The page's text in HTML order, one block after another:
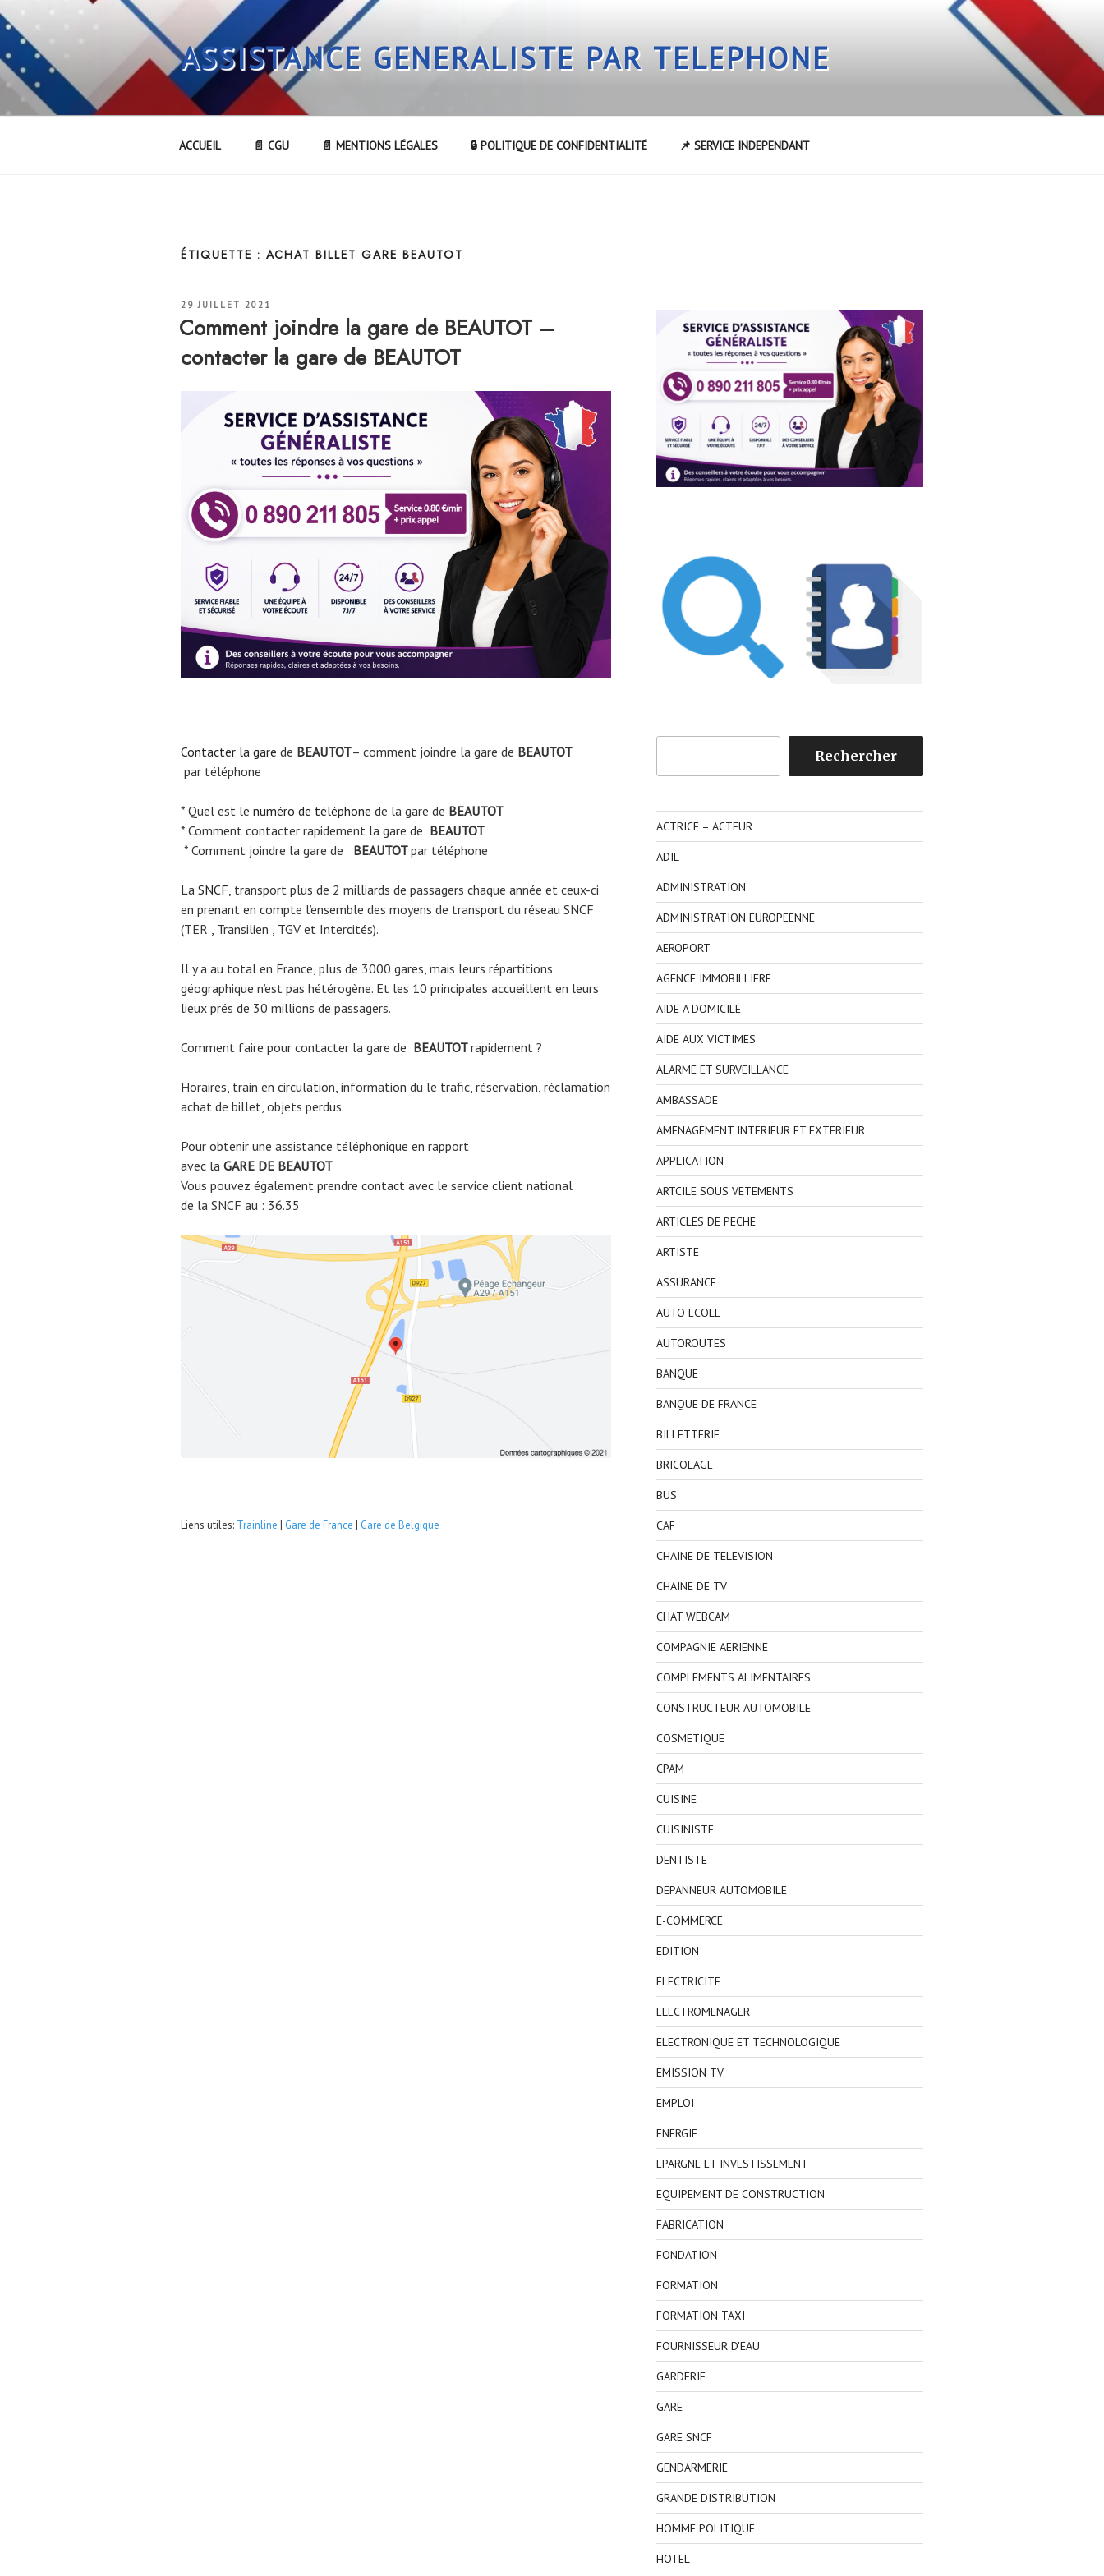
Aller
au
contenu
principal
ASSISTANCE GENERALISTE PAR TELEPHONE
ACCUEIL 📄 CGU 📄 MENTIONS LÉGALES 🔒 POLITIQUE DE CONFIDENTIALITÉ 📌 SERVICE INDEPENDANT
ÉTIQUETTE : ACHAT BILLET GARE BEAUTOT
PUBLIÉ
29 JUILLET 2021
Comment joindre la gare de BEAUTOT –
contacter la gare de BEAUTOT
Contacter la gare de BEAUTOT– comment joindre la gare de BEAUTOT
par téléphone
* Quel est le numéro de téléphone de la gare de BEAUTOT
* Comment contacter rapidement la gare de BEAUTOT
* Comment joindre la gare de
BEAUTOTpar téléphone
La SNCF , transport plus de 2 milliards de passagers chaque année et ceux-ci
en prenant en compte l’ensemble des moyens de transport du réseau SNCF
(TER , Transilien , TGV et Intercités).
Il y a au total en France, plus de 3000 gares, mais leurs répartitions
géographique n’est pas hétérogène. Et les 10 principales accueillent en leurs
lieux prés de 30 millions de passagers.
Comment faire pour contacter la gare de BEAUTOTrapidement ?
Horaires, train en circulation, information du le trafic, réservation, réclamation
achat de billet, objets perdus.
Pour obtenir une assistance téléphonique en rapport
avec la GARE DE BEAUTOT
Vous pouvez également prendre contact avec le service client national
de la SNCF au : 36.35
Liens utiles: Trainline | Gare de France | Gare de Belgique
Rechercher
ACTRICE – ACTEUR
ADIL
ADMINISTRATION
ADMINISTRATION EUROPEENNE
AEROPORT
AGENCE IMMOBILLIERE
AIDE A DOMICILE
AIDE AUX VICTIMES
ALARME ET SURVEILLANCE
AMBASSADE
AMENAGEMENT INTERIEUR ET EXTERIEUR
APPLICATION
ARTCILE SOUS VETEMENTS
ARTICLES DE PECHE
ARTISTE
ASSURANCE
AUTO ECOLE
AUTOROUTES
BANQUE
BANQUE DE FRANCE
BILLETTERIE
BRICOLAGE
BUS
CAF
CHAINE DE TELEVISION
CHAINE DE TV
CHAT WEBCAM
COMPAGNIE AERIENNE
COMPLEMENTS ALIMENTAIRES
CONSTRUCTEUR AUTOMOBILE
COSMETIQUE
CPAM
CUISINE
CUISINISTE
DENTISTE
DEPANNEUR AUTOMOBILE
E-COMMERCE
EDITION
ELECTRICITE
ELECTROMENAGER
ELECTRONIQUE ET TECHNOLOGIQUE
EMISSION TV
EMPLOI
ENERGIE
EPARGNE ET INVESTISSEMENT
EQUIPEMENT DE CONSTRUCTION
FABRICATION
FONDATION
FORMATION
FORMATION TAXI
FOURNISSEUR D'EAU
GARDERIE
GARE
GARE SNCF
GENDARMERIE
GRANDE DISTRIBUTION
HOMME POLITIQUE
HOTEL